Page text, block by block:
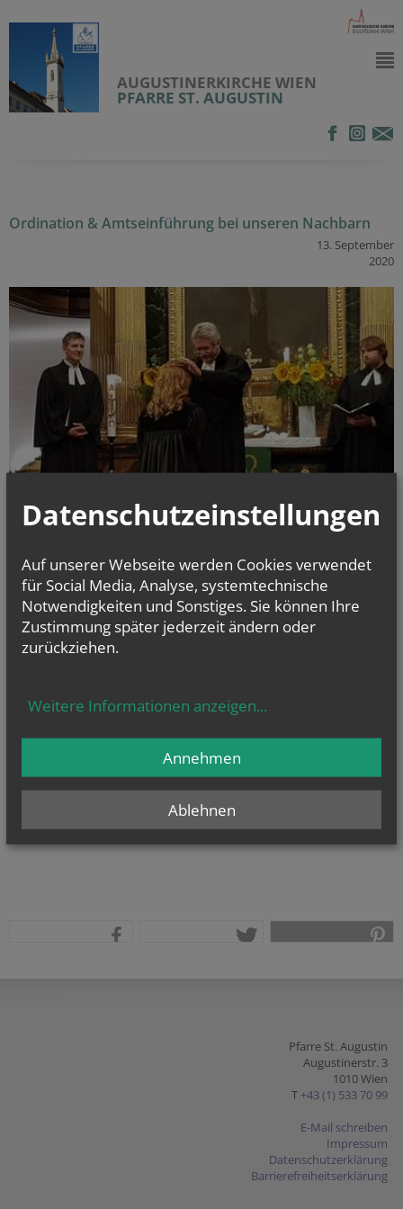
AUGUSTINERKIRCHE WIEN
PFARRE ST. AUGUSTIN
Ordination & Amtseinführung bei unseren Nachbarn
13. September
2020
Die Gemeinde der Lutherischen Stadtkirche in der Dorotheergasse
feierte am Sonntag ein großes Fest: die Ordination und Amtseinführung
der neuen Pfarrerin Julia Schnizlein durch Bischof Michael Chalupka und
Senior Michael Wolf; Pfarrer P. Matthias feierte als Vertreter der
Augustinerkirche mit.
Pfarre St. Augustin
Augustinerstr. 3
1010 Wien
T +43 (1) 533 70 99
E-Mail schreiben
Impressum
Datenschutzerklärung
Barrierefreiheitserklärung
Datenschutzeinstellungen
Auf unserer Webseite werden Cookies verwendet
für Social Media, Analyse, systemtechnische
Notwendigkeiten und Sonstiges. Sie können Ihre
Zustimmung später jederzeit ändern oder
zurückziehen.
Weitere Informationen anzeigen...
Ablehnen
Annehmen